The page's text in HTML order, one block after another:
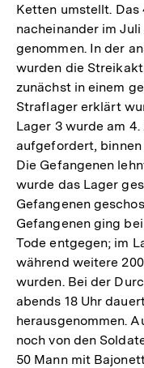
Ketten umstellt. Das
nacheinander im
genommen. In der
wurden die
zunächst in einem
Straflager erklärt
Lager 3 wurde am
aufgefordert, binnen
Die Gefangenen
wurde das Lager
Gefangenen
Gefangenen ging
Tode entgegen; im
während weitere
wurden. Bei der
abends 18 Uhr
herausgenommen.
noch von den
50 Mann mit